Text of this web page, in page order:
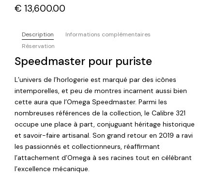
€ 13,600.00
Description
Informations complémentaires
Réservation
Speedmaster pour puriste
L’univers de l’horlogerie est marqué par des icônes
intemporelles, et peu de montres incarnent aussi bien
cette aura que l’Omega Speedmaster. Parmi les
nombreuses références de la collection, le Calibre 321
occupe une place à part, conjuguant héritage historique
et savoir-faire artisanal. Son grand retour en 2019 a ravi
les passionnés et collectionneurs, réaffirmant
l’attachement d’Omega à ses racines tout en célébrant
l’excellence mécanique.